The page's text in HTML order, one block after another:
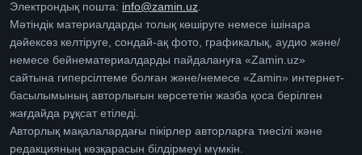
Электрондық пошта: info@zamin.uz.
Мәтіндік материалдарды толық көшіруге немесе ішінара
дәйексөз келтіруге, сондай-ақ фото, графикалық, аудио және/
немесе бейнематериалдарды пайдалануға «Zamin.uz»
сайтына гиперсілтеме болған және/немесе «Zamin» интернет-
басылымының авторлығын көрсететін жазба қоса берілген
жағдайда рұқсат етіледі.
Авторлық мақалалардағы пікірлер авторларға тиесілі және
редакцияның көзқарасын білдірмеуі мүмкін.